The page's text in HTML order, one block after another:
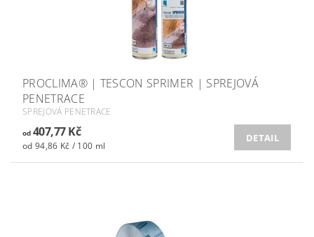
PROCLIMA® | TESCON SPRIMER | SPREJOVÁ
PENETRACE
SPREJOVÁ PENETRACE
od407,77 Kč
od 94,86 Kč / 100 ml
DETAIL